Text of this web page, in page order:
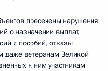
пресечены нарушения
о назначении выплат,
и пособий, отказы
даже ветеранам Великой
к ним участникам